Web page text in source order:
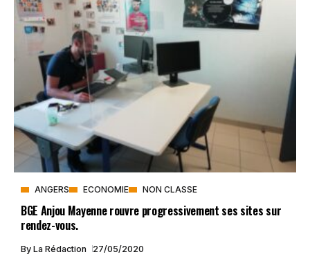
ANGERS ECONOMIE NON CLASSE
BGE Anjou Mayenne rouvre progressivement ses sites sur
rendez-vous.
By La Rédaction 27/05/2020